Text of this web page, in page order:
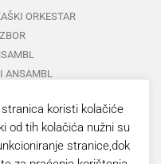
ORKESTAR
ANSAMBL
ANSAMBLA
FOLKLORkoristi kolačiće
od tih kolačića nužni su
stranice,dok